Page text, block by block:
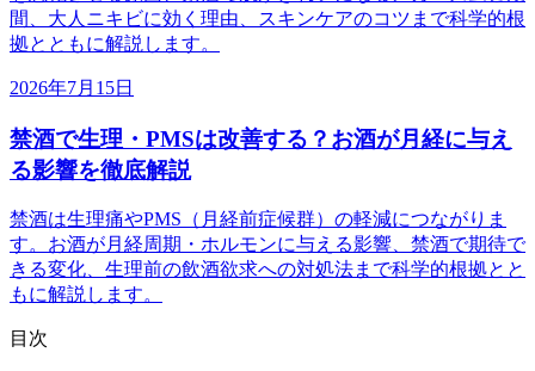
間、大人ニキビに効く理由、スキンケアのコツまで科学的根
拠とともに解説します。
2026年7月15日
禁酒で生理・PMSは改善する？お酒が月経に与え
る影響を徹底解説
禁酒は生理痛やPMS（月経前症候群）の軽減につながりま
す。お酒が月経周期・ホルモンに与える影響、禁酒で期待で
きる変化、生理前の飲酒欲求への対処法まで科学的根拠とと
もに解説します。
目次